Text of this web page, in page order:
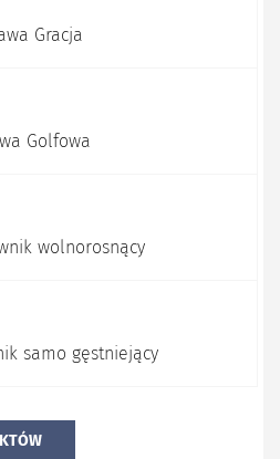
Gracja
Golfowa
wolnorosnący
samo gęstniejący